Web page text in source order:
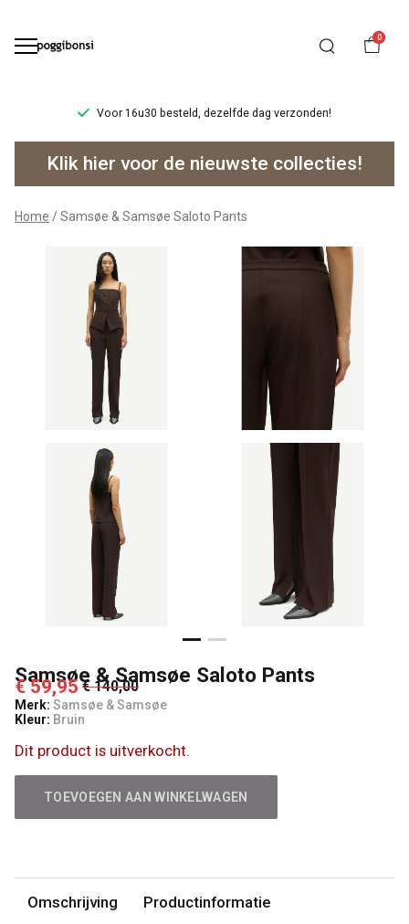
0
Voor 16u30 besteld, dezelfde dag verzonden!
Samsøe
&
Samsøe
Saloto
Pants
Poggibonsi
Klik hier voor de nieuwste collecties!
Home Samsøe & Samsøe Saloto Pants
Samsøe & Samsøe Saloto Pants
€ 59,95 € 140,00
Merk: Samsøe & Samsøe
Kleur: Bruin
Dit product is uitverkocht.
TOEVOEGEN AAN WINKELWAGEN
Omschrijving Productinformatie